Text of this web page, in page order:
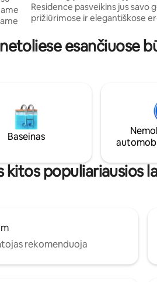
ir
Residence pasveikins jus savo
prižiūrimose ir elegantiškose
Butas, esantis už 350 m nuo
130 m nuo automobilių
turgų, vaistinių, viešojo
taksi. 5 minučių
taku nuves jus į Ponte Rosso -
miesto širdį.
esančiuose
Baseinas
kitos populiariausios
rekomenduoja